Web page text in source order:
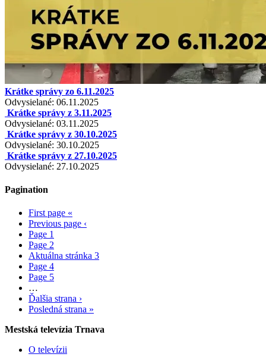
Krátke správy zo 6.11.2025
Odvysielané: 06.11.2025
Krátke správy z 3.11.2025
Odvysielané: 03.11.2025
Krátke správy z 30.10.2025
Odvysielané: 30.10.2025
Krátke správy z 27.10.2025
Odvysielané: 27.10.2025
Pagination
First page «
Previous page ‹
Page 1
Page 2
Aktuálna stránka 3
Page 4
Page 5
…
Ďalšia strana ›
Posledná strana »
Mestská televízia Trnava
O televízii